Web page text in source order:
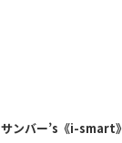
サンバー’s《i-smart》